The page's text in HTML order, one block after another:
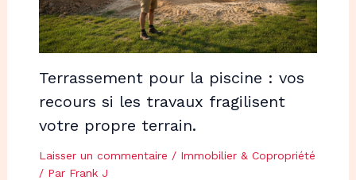
Terrassement pour la piscine : vos
recours si les travaux fragilisent
votre propre terrain.
Laisser un commentaire / Immobilier & Copropriété
/ Par Frank J